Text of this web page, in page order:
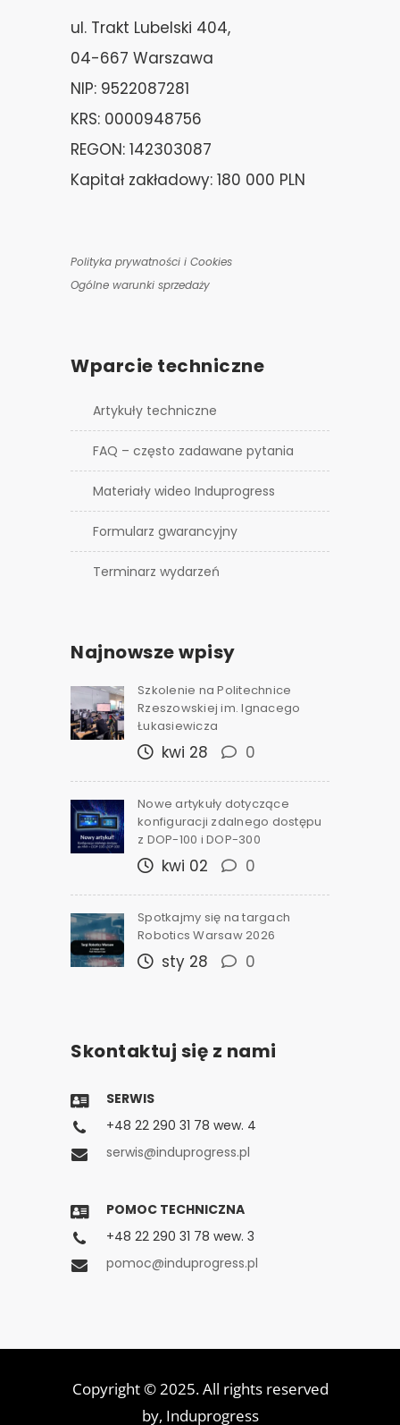
ul. Trakt Lubelski 404,
04-667 Warszawa
NIP: 9522087281
KRS: 0000948756
REGON: 142303087
Kapitał zakładowy: 180 000 PLN
Polityka prywatności i Cookies
Ogólne warunki sprzedaży
Wparcie techniczne
Artykuły techniczne
FAQ – często zadawane pytania
Materiały wideo Induprogress
Formularz gwarancyjny
Terminarz wydarzeń
Najnowsze wpisy
Szkolenie na Politechnice
Rzeszowskiej im. Ignacego
Łukasiewicza
kwi 28 0
Nowe artykuły dotyczące
konfiguracji zdalnego dostępu
z DOP-100 i DOP-300
kwi 02 0
Spotkajmy się na targach
Robotics Warsaw 2026
sty 28 0
Skontaktuj się z nami
SERWIS
+48 22 290 31 78 wew. 4
serwis@induprogress.pl
POMOC TECHNICZNA
+48 22 290 31 78 wew. 3
pomoc@induprogress.pl
Copyright © 2025. All rights reserved
by, Induprogress